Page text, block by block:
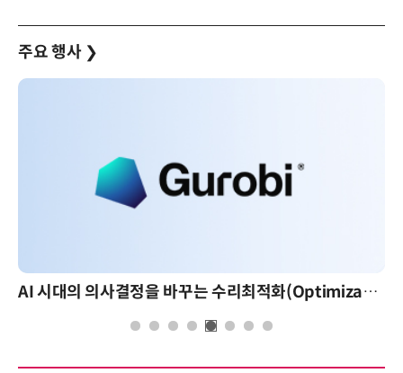
주요 행사 ❯
AI 시대의 의사결정을 바꾸는 수리최적화(Optimization): 실제 산업 적용 사례와 활용 전략